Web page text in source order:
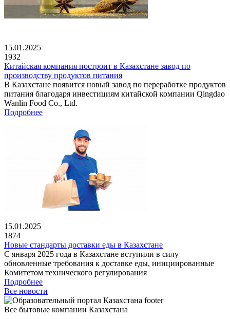
15.01.2025
1932
Китайская компания построит в Казахстане завод по
производству продуктов питания
В Казахстане появится новый завод по переработке продуктов
питания благодаря инвестициям китайской компании Qingdao
Wanlin Food Co., Ltd.
Подробнее
15.01.2025
1874
Новые стандарты доставки еды в Казахстане
С января 2025 года в Казахстане вступили в силу
обновленные требования к доставке еды, инициированные
Комитетом технического регулирования
Подробнее
Все новости
Все бытовые компании Казахстана